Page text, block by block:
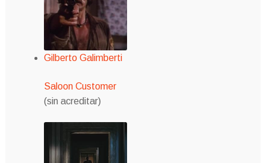
Gilberto Galimberti
Saloon Customer
(sin acreditar)